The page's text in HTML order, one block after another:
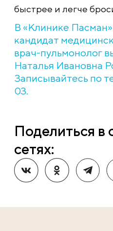
быстрее и легче
В «Клинике
кандидат
врач-пульмонолог
Наталья Ивановна
Записывайтесь по
03.
Поделиться в
сетях: